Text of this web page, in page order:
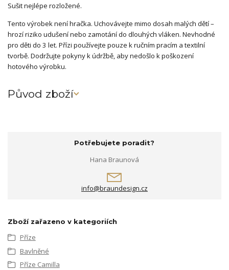
Sušit nejlépe rozložené.
Tento výrobek není hračka. Uchovávejte mimo dosah malých dětí –
hrozí riziko udušení nebo zamotání do dlouhých vláken. Nevhodné
pro děti do 3 let. Přízi používejte pouze k ručním pracím a textilní
tvorbě. Dodržujte pokyny k údržbě, aby nedošlo k poškození
hotového výrobku.
Původ zboží
Potřebujete poradit?
Hana Braunová
info@braundesign.cz
Zboží zařazeno v kategoriích
Příze
Bavlněné
Příze Camilla